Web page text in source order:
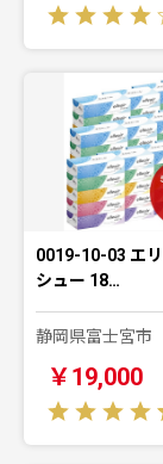
0019-10-03 エ
シュー 18…
静岡県富士宮市
￥19,000